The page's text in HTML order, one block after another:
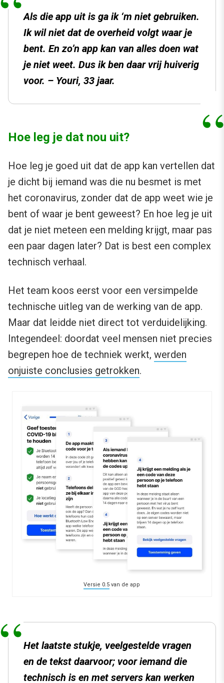
Als die app uit is ga ik ‘m niet gebruiken.
Ik wil niet dat de overheid volgt waar je
bent. En zo’n app kan van alles doen wat
je niet weet. Dus ik ben daar vrij huiverig
voor. – Youri, 33 jaar.
Hoe leg je dat nou uit?
Hoe leg je goed uit dat de app kan vertellen dat
je dicht bij iemand was die nu besmet is met
het coronavirus, zonder dat de app weet wie je
bent of waar je bent geweest? En hoe leg je uit
dat je niet meteen een melding krijgt, maar pas
een paar dagen later? Dat is best een complex
technisch verhaal.
Het team koos eerst voor een versimpelde
technische uitleg van de werking van de app.
Maar dat leidde niet direct tot verduidelijking.
Integendeel: doordat veel mensen niet precies
begrepen hoe de techniek werkt, werden
onjuiste conclusies getrokken.
Versie 0.5 van de app
Het laatste stukje, veelgestelde vragen
en de tekst daarvoor; voor iemand die
technisch is en met servers kan werken